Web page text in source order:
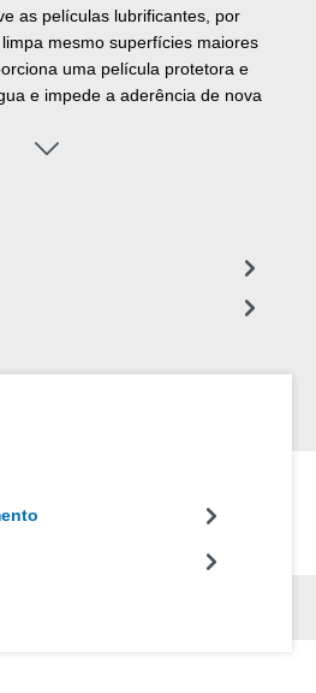
as películas lubrificantes, por
mesmo superfícies maiores
uma película protetora e
e impede a aderência de nova